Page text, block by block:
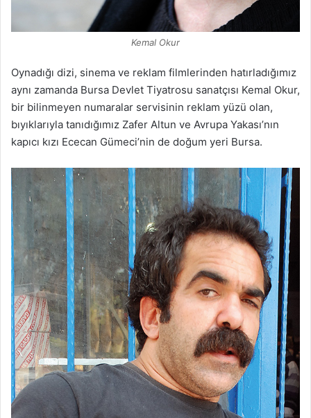
Kemal Okur
Oynadığı dizi, sinema ve reklam filmlerinden hatırladığımız
aynı zamanda Bursa Devlet Tiyatrosu sanatçısı Kemal Okur,
bir bilinmeyen numaralar servisinin reklam yüzü olan,
bıyıklarıyla tanıdığımız Zafer Altun ve Avrupa Yakası’nın
kapıcı kızı Ececan Gümeci’nin de doğum yeri Bursa.